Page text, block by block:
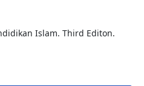
Islam. Third Editon.